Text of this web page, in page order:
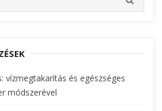
E
vízmegtakarítás és egészséges
módszerével